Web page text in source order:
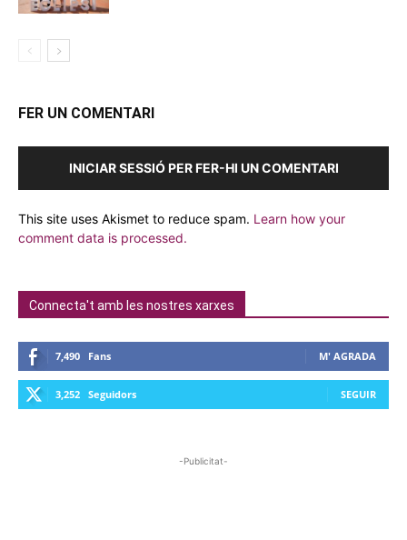
FER UN COMENTARI
INICIAR SESSIÓ PER FER-HI UN COMENTARI
This site uses Akismet to reduce spam. Learn how your
comment data is processed.
Connecta't amb les nostres xarxes
7,490 Fans M' AGRADA
3,252 Seguidors SEGUIR
-Publicitat-